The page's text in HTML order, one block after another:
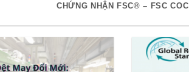
CHỨNG NHẬN FSC® – FSC COC